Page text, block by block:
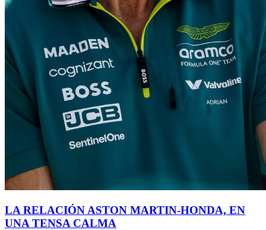
LA RELACIÓN ASTON MARTIN-HONDA, EN
UNA TENSA CALMA